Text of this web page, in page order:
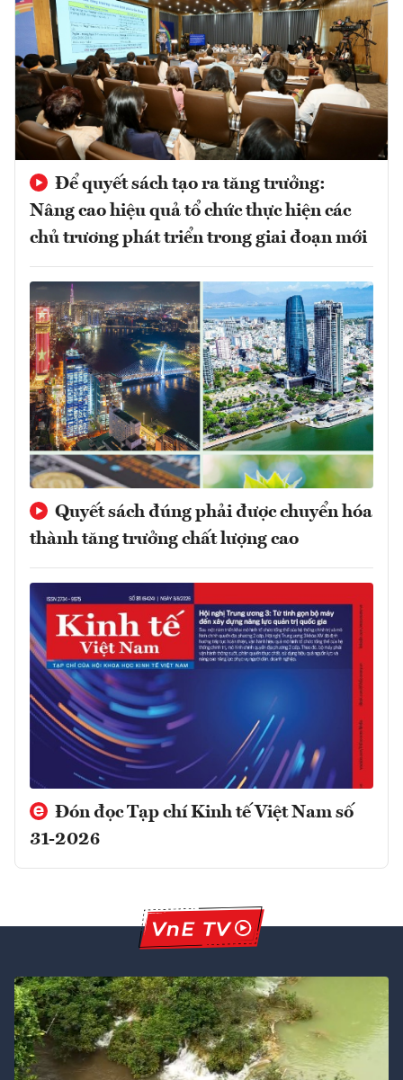
Để quyết sách tạo ra tăng trưởng:
Nâng cao hiệu quả tổ chức thực hiện các
chủ trương phát triển trong giai đoạn mới
Quyết sách đúng phải được chuyển hóa
thành tăng trưởng chất lượng cao
Đón đọc Tạp chí Kinh tế Việt Nam số
31-2026